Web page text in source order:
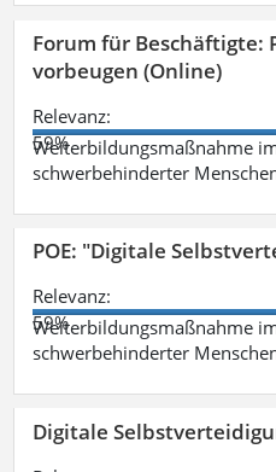
Forum für Beschäftigte:
vorbeugen (Online)
Relevanz:
59%
Weiterbildungsmaßnahme
schwerbehinderter
POE: "Digitale
Relevanz:
59%
Weiterbildungsmaßnahme
schwerbehinderter
Digitale